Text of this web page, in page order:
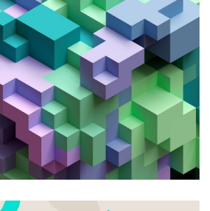
DESIGN
Consultans